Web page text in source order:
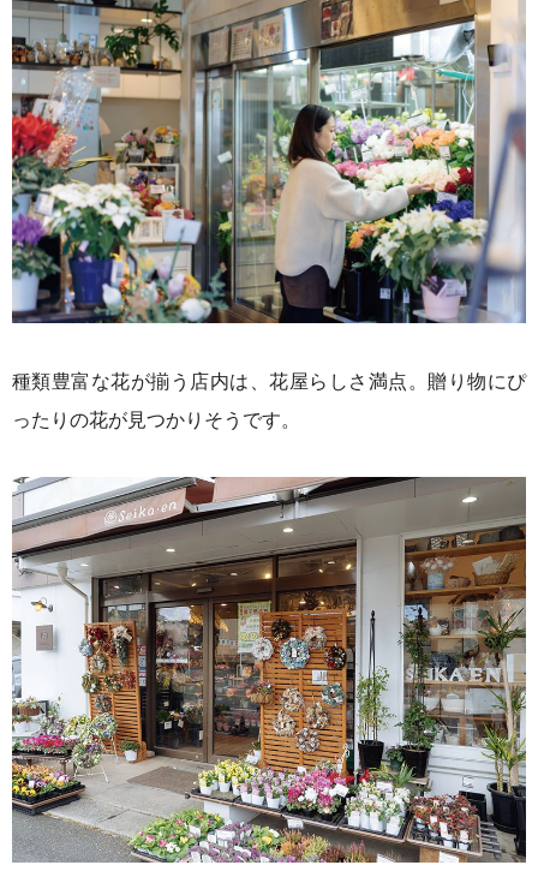
種類豊富な花が揃う店内は、花屋らしさ満点。贈り物にぴ
ったりの花が見つかりそうです。